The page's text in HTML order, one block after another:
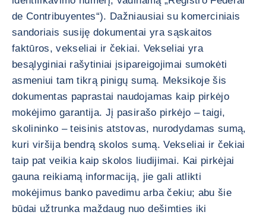
de Contribuyentes“). Dažniausiai su komerciniais
sandoriais susiję dokumentai yra sąskaitos
faktūros, vekseliai ir čekiai. Vekseliai yra
besąlyginiai rašytiniai įsipareigojimai sumokėti
asmeniui tam tikrą pinigų sumą. Meksikoje šis
dokumentas paprastai naudojamas kaip pirkėjo
mokėjimo garantija. Jį pasirašo pirkėjo – taigi,
skolininko – teisinis atstovas, nurodydamas sumą,
kuri viršija bendrą skolos sumą. Vekseliai ir čekiai
taip pat veikia kaip skolos liudijimai. Kai pirkėjai
gauna reikiamą informaciją, jie gali atlikti
mokėjimus banko pavedimu arba čekiu; abu šie
būdai užtrunka maždaug nuo dešimties iki